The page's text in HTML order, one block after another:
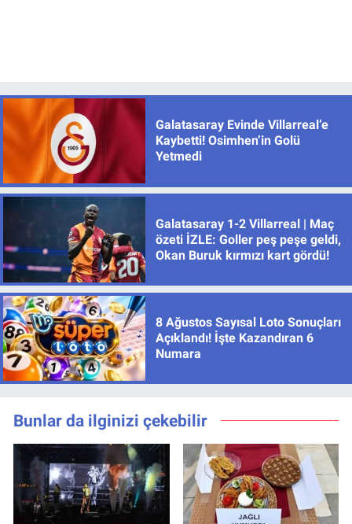
Galatasaray Evinde Villarreal’e
Kaybetti! Osimhen’in Golü
Yetmedi
Galatasaray 1-2 Villarreal | Maç
özeti İZLE: Goller peş peşe geldi,
Okan Buruk kırmızı kart gördü!
8 Ağustos Sayısal Loto Sonuçları
Açıklandı! İşte Kazandıran 6
Numara
Bunlar da ilginizi çekebilir